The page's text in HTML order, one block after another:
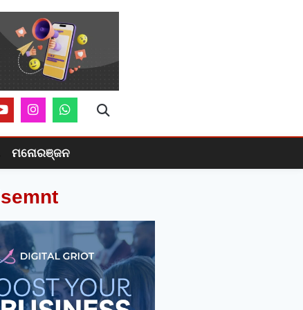
ମନୋରଞ୍ଜନ